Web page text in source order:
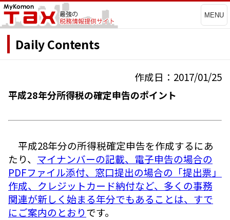
MENU
Daily Contents
作成日：2017/01/25
平成28年分所得税の確定申告のポイント
平成28年分の所得税確定申告を作成するにあ
たり、 マイナンバーの記載、電子申告の場合の
PDFファイル添付、窓口提出の場合の「提出票」
作成、クレジットカード納付など、多くの事務
関連が新しく始まる年分でもあることは、すで
にご案内のとおりです。